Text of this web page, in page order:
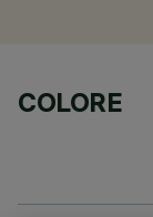
COLORE